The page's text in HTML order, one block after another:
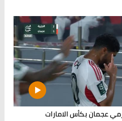
عجمان بكأس الامارات